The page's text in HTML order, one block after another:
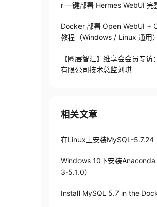
r 一键部署 Hermes WebUI 完
Docker 部署 Open WebUI +
教程（Windows / Linux 通用）
【圈层智汇】维享会会员专访
有限公司技术总监刘琪
相关文章
在Linux上安装MySQL-5.7.24
Windows 10下安装
3-5.1.0）
Install MySQL 5.7 in the